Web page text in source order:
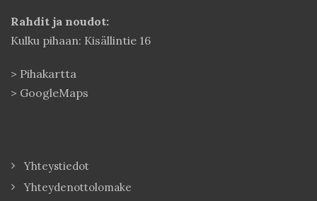
Rahdit ja noudot:
Kulku pihaan: Kisällintie 16
> Pihakartta
> GoogleMaps
Yhteystiedot
Yhteydenottolomake